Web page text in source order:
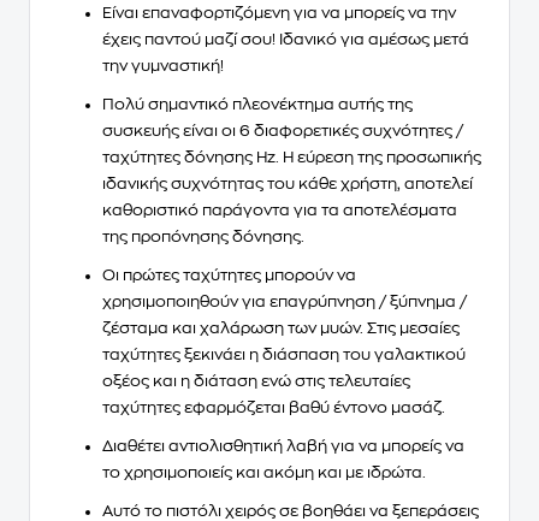
Είναι επαναφορτιζόμενη για να μπορείς να την
έχεις παντού μαζί σου! Ιδανικό για αμέσως μετά
την γυμναστική!
Πολύ σημαντικό πλεονέκτημα αυτής της
συσκευής είναι οι 6 διαφορετικές συχνότητες /
ταχύτητες δόνησης Hz . Η εύρεση της προσωπικής
ιδανικής συχνότητας του κάθε χρήστη, αποτελεί
καθοριστικό παράγοντα για τα αποτελέσματα
της προπόνησης δόνησης.
Οι πρώτες ταχύτητες μπορούν να
χρησιμοποιηθούν για επαγρύπνηση / ξύπνημα /
ζέσταμα και χαλάρωση των μυών. Στις μεσαίες
ταχύτητες ξεκινάει η διάσπαση του γαλακτικού
οξέος και η διάταση ενώ στις τελευταίες
ταχύτητες εφαρμόζεται βαθύ έντονο μασάζ.
Διαθέτει αντιολισθητική λαβή για να μπορείς να
το χρησιμοποιείς και ακόμη και με ιδρώτα.
Αυτό το πιστόλι χειρός σε βοηθάει να ξεπεράσεις